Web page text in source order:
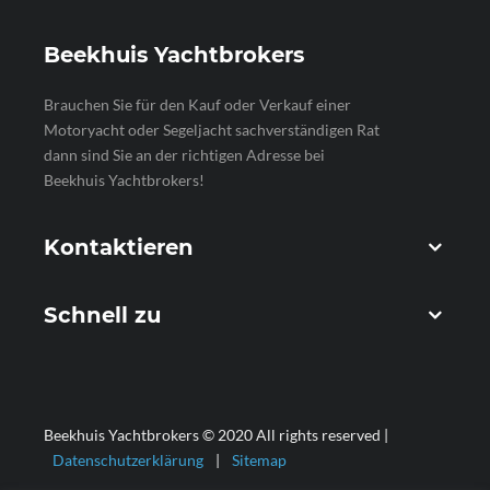
Beekhuis Yachtbrokers
Brauchen Sie für den Kauf oder Verkauf einer
Motoryacht oder Segeljacht sachverständigen Rat
dann sind Sie an der richtigen Adresse bei
Beekhuis Yachtbrokers!
Kontaktieren
Schnell zu
Beekhuis Yachtbrokers © 2020 All rights reserved |
Datenschutzerklärung
| Sitemap